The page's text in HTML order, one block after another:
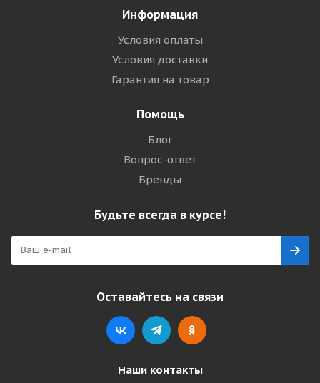
Информация
Условия оплаты
Условия доставки
Гарантия на товар
Помощь
Блог
Вопрос-ответ
Бренды
Будьте всегда в курсе!
Оставайтесь на связи
Наши контакты